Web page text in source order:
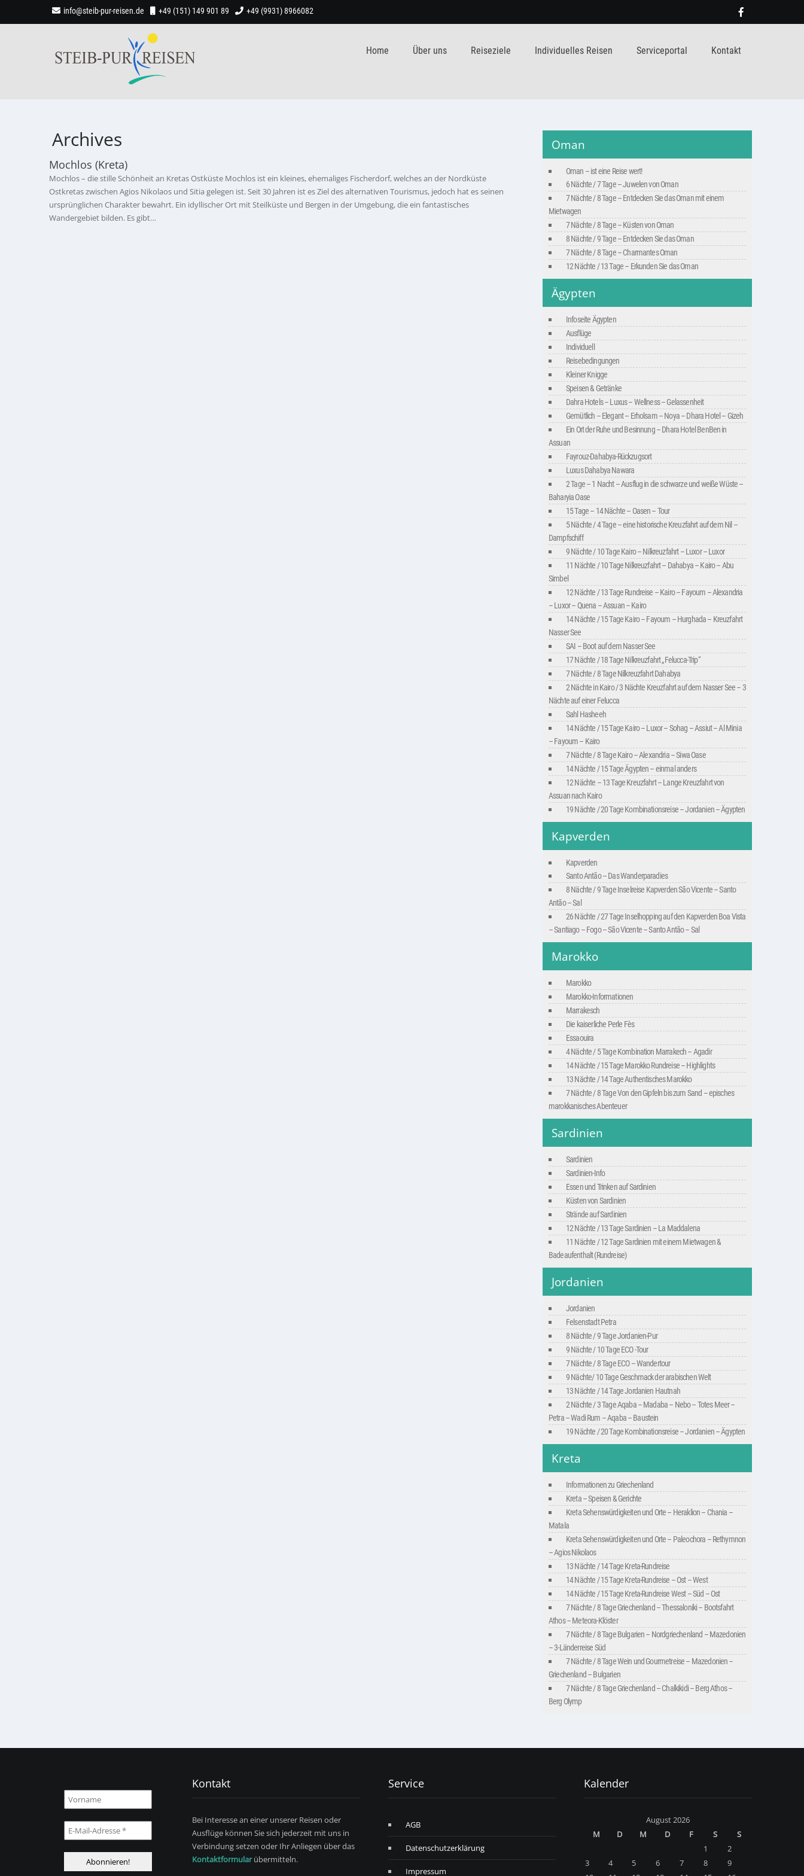
+49 (9931) 8966082
+49 (151) 149 901 89
info@steib-pur-reisen.de
Home Über uns Reiseziele Individuelles Reisen Serviceportal Kontakt
Archives
Mochlos (Kreta)
Mochlos – die stille Schönheit an Kretas Ostküste Mochlos ist ein kleines, ehemaliges Fischerdorf, welches an der Nordküste
Ostkretas zwischen Agios Nikolaos und Sitia gelegen ist. Seit 30 Jahren ist es Ziel des alternativen Tourismus, jedoch hat es seinen
ursprünglichen Charakter bewahrt. Ein idyllischer Ort mit Steilküste und Bergen in der Umgebung, die ein fantastisches
Wandergebiet bilden. Es gibt…
Oman
Oman – ist eine Reise wert!
6 Nächte / 7 Tage – Juwelen von Oman
7 Nächte / 8 Tage – Entdecken Sie das Oman mit einem
Mietwagen
7 Nächte / 8 Tage – Küsten von Oman
8 Nächte / 9 Tage – Entdecken Sie das Oman
7 Nächte / 8 Tage – Charmantes Oman
12 Nächte / 13 Tage – Erkunden Sie das Oman
Ägypten
Infoseite Ägypten
Ausflüge
Individuell
Reisebedingungen
Kleiner Knigge
Speisen & Getränke
Dahra Hotels – Luxus – Wellness – Gelassenheit
Gemütlich – Elegant – Erholsam – Noya – Dhara Hotel – Gizeh
Ein Ort der Ruhe und Besinnung – Dhara Hotel BenBen in
Assuan
Fayrouz-Dahabya-Rückzugsort
Luxus Dahabya Nawara
2 Tage – 1 Nacht – Ausflug in die schwarze und weiße Wüste –
Baharyia Oase
15 Tage – 14 Nächte – Oasen – Tour
5 Nächte / 4 Tage – eine historische Kreuzfahrt auf dem Nil –
Dampfschiff
9 Nächte / 10 Tage Kairo – Nilkreuzfahrt – Luxor – Luxor
11 Nächte / 10 Tage Nilkreuzfahrt – Dahabya – Kairo – Abu
Simbel
12 Nächte / 13 Tage Rundreise – Kairo – Fayoum – Alexandria
– Luxor – Quena – Assuan – Kairo
14 Nächte / 15 Tage Kairo – Fayoum – Hurghada – Kreuzfahrt
Nasser See
SAI – Boot auf dem Nasser See
17 Nächte / 18 Tage Nilkreuzfahrt „Felucca-Trip“
7 Nächte / 8 Tage Nilkreuzfahrt Dahabya
2 Nächte in Kairo / 3 Nächte Kreuzfahrt auf dem Nasser See – 3
Nächte auf einer Felucca
Sahl Hasheeh
14 Nächte / 15 Tage Kairo – Luxor – Sohag – Assiut – Al Minia
– Fayoum – Kairo
7 Nächte / 8 Tage Kairo – Alexandria – Siwa Oase
14 Nächte / 15 Tage Ägypten – einmal anders
12 Nächte – 13 Tage Kreuzfahrt – Lange Kreuzfahrt von
Assuan nach Kairo
19 Nächte / 20 Tage Kombinationsreise – Jordanien – Ägypten
Kapverden
Kapverden
Santo Antão – Das Wanderparadies
8 Nächte / 9 Tage Inselreise Kapverden São Vicente – Santo
Antão – Sal
26 Nächte / 27 Tage Inselhopping auf den Kapverden Boa Vista
– Santiago – Fogo – São Vicente – Santo Antão – Sal
Marokko
Marokko
Marokko-Informationen
Marrakesch
Die kaiserliche Perle Fès
Essaouira
4 Nächte / 5 Tage Kombination Marrakech – Agadir
14 Nächte / 15 Tage Marokko Rundreise – Highlights
13 Nächte / 14 Tage Authentisches Marokko
7 Nächte / 8 Tage Von den Gipfeln bis zum Sand – episches
marokkanisches Abenteuer
Sardinien
Sardinien
Sardinien-Info
Essen und Trinken auf Sardinien
Küsten von Sardinien
Strände auf Sardinien
12 Nächte / 13 Tage Sardinien – La Maddalena
11 Nächte / 12 Tage Sardinien mit einem Mietwagen &
Badeaufenthalt (Rundreise)
Jordanien
Jordanien
Felsenstadt Petra
8 Nächte / 9 Tage Jordanien-Pur
9 Nächte / 10 Tage ECO -Tour
7 Nächte / 8 Tage ECO – Wandertour
9 Nächte/ 10 Tage Geschmack der arabischen Welt
13 Nächte / 14 Tage Jordanien Hautnah
2 Nächte / 3 Tage Aqaba – Madaba – Nebo – Totes Meer –
Petra – Wadi Rum – Aqaba – Baustein
19 Nächte / 20 Tage Kombinationsreise – Jordanien – Ägypten
Kreta
Informationen zu Griechenland
Kreta – Speisen & Gerichte
Kreta Sehenswürdigkeiten und Orte – Heraklion – Chania –
Matala
Kreta Sehenswürdigkeiten und Orte – Paleochora – Rethymnon
– Agios Nikolaos
13 Nächte / 14 Tage Kreta-Rundreise
14 Nächte / 15 Tage Kreta-Rundreise – Ost – West
14 Nächte / 15 Tage Kreta-Rundreise West – Süd – Ost
7 Nächte / 8 Tage Griechenland – Thessaloniki – Bootsfahrt
Athos – Meteora-Klöster
7 Nächte / 8 Tage Bulgarien – Nordgriechenland – Mazedonien
– 3-Länderreise Süd
7 Nächte / 8 Tage Wein und Gourmetreise – Mazedonien –
Griechenland – Bulgarien
7 Nächte / 8 Tage Griechenland – Chalkikidi – Berg Athos –
Berg Olymp
Kontakt
Bei Interesse an einer unserer Reisen oder
Ausflüge können Sie sich jederzeit mit uns in
Verbindung setzen oder Ihr Anliegen über das
Kontaktformularübermitteln.
Service
AGB
Datenschutzerklärung
Impressum
Kalender
August 2026
M
D M D F S
S
1
2
3
4 5 6 7 8
9